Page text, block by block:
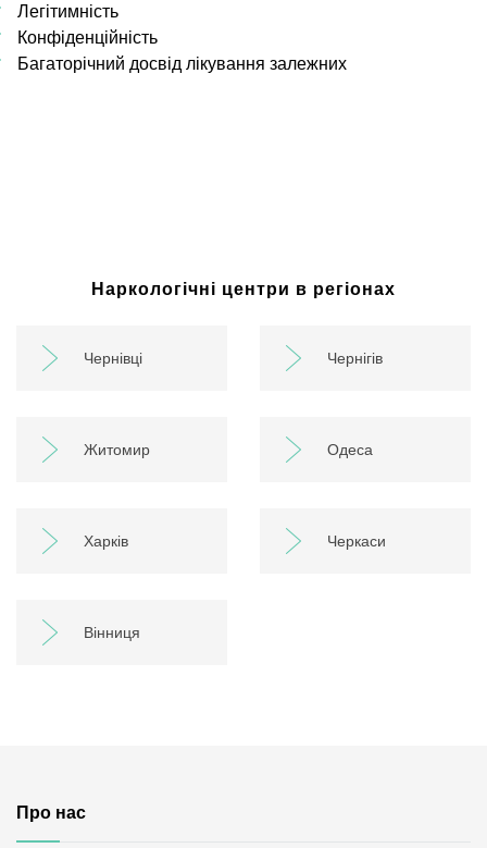
Легітимність
Конфіденційність
Багаторічний досвід лікування залежних
Наркологічні центри в регіонах
Чернівці Чернігів
Житомир Одеса
Харків Черкаси
Вінниця
Про нас